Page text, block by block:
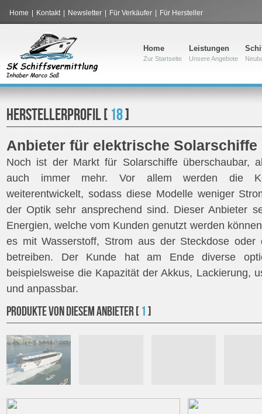
Home Kontakt Newsletter Für Verkäufer Für Hersteller
Home
Zur Startseite
Leistungen
Unsere Angebote
HERSTELLERPROFIL [ 18]
Anbieter für elektrische Solarschiffe
Noch ist der Markt für Solarschiffe überschaubar,
auch immer mehr. Vor allem werden die
weiterentwickelt, sodass diese Modelle weniger
der Optik sehr ansprechend sind. Dieser Anbieter
Energien, welche vom Kunden genutzt werden
es mit Wasserstoff, Strom aus der Steckdose oder
betreiben. Der Kunde hat am Ende diverse
beispielsweise die Kapazität der Akkus, Lackierung,
und anpassbar.
PRODUKTE VON Diesem ANBIETER [ 1 ]